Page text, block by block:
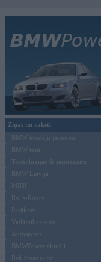
Ziņas un raksti
BMW modeļu jaunumi
BMW testi
Tehnoloģijas & sasniegumi
BMW Latvijā
MINI
Rolls-Royce
Pasākumi
Vadāmības tests
Autosports
BMWPower aktuāli
Reklāmas raksti